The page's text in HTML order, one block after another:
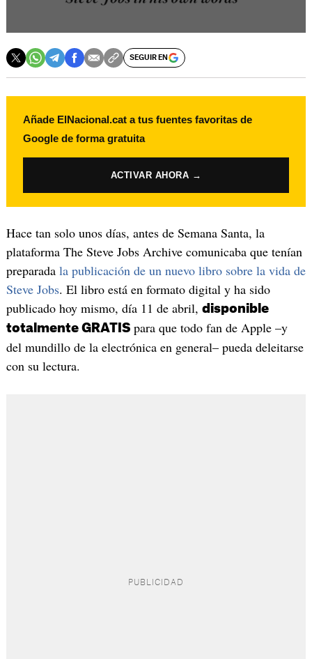
SEGUIR EN
Añade ElNacional.cat a tus fuentes favoritas de
Google de forma gratuita
ACTIVAR AHORA →
Hace tan solo unos días, antes de Semana Santa, la
plataforma The Steve Jobs Archive comunicaba que tenían
preparada la publicación de un nuevo libro sobre la vida de
Steve Jobs. El libro está en formato digital y ha sido
publicado hoy mismo, día 11 de abril, disponible
totalmente GRATISpara que todo fan de Apple –y
del mundillo de la electrónica en general– pueda deleitarse
con su lectura.